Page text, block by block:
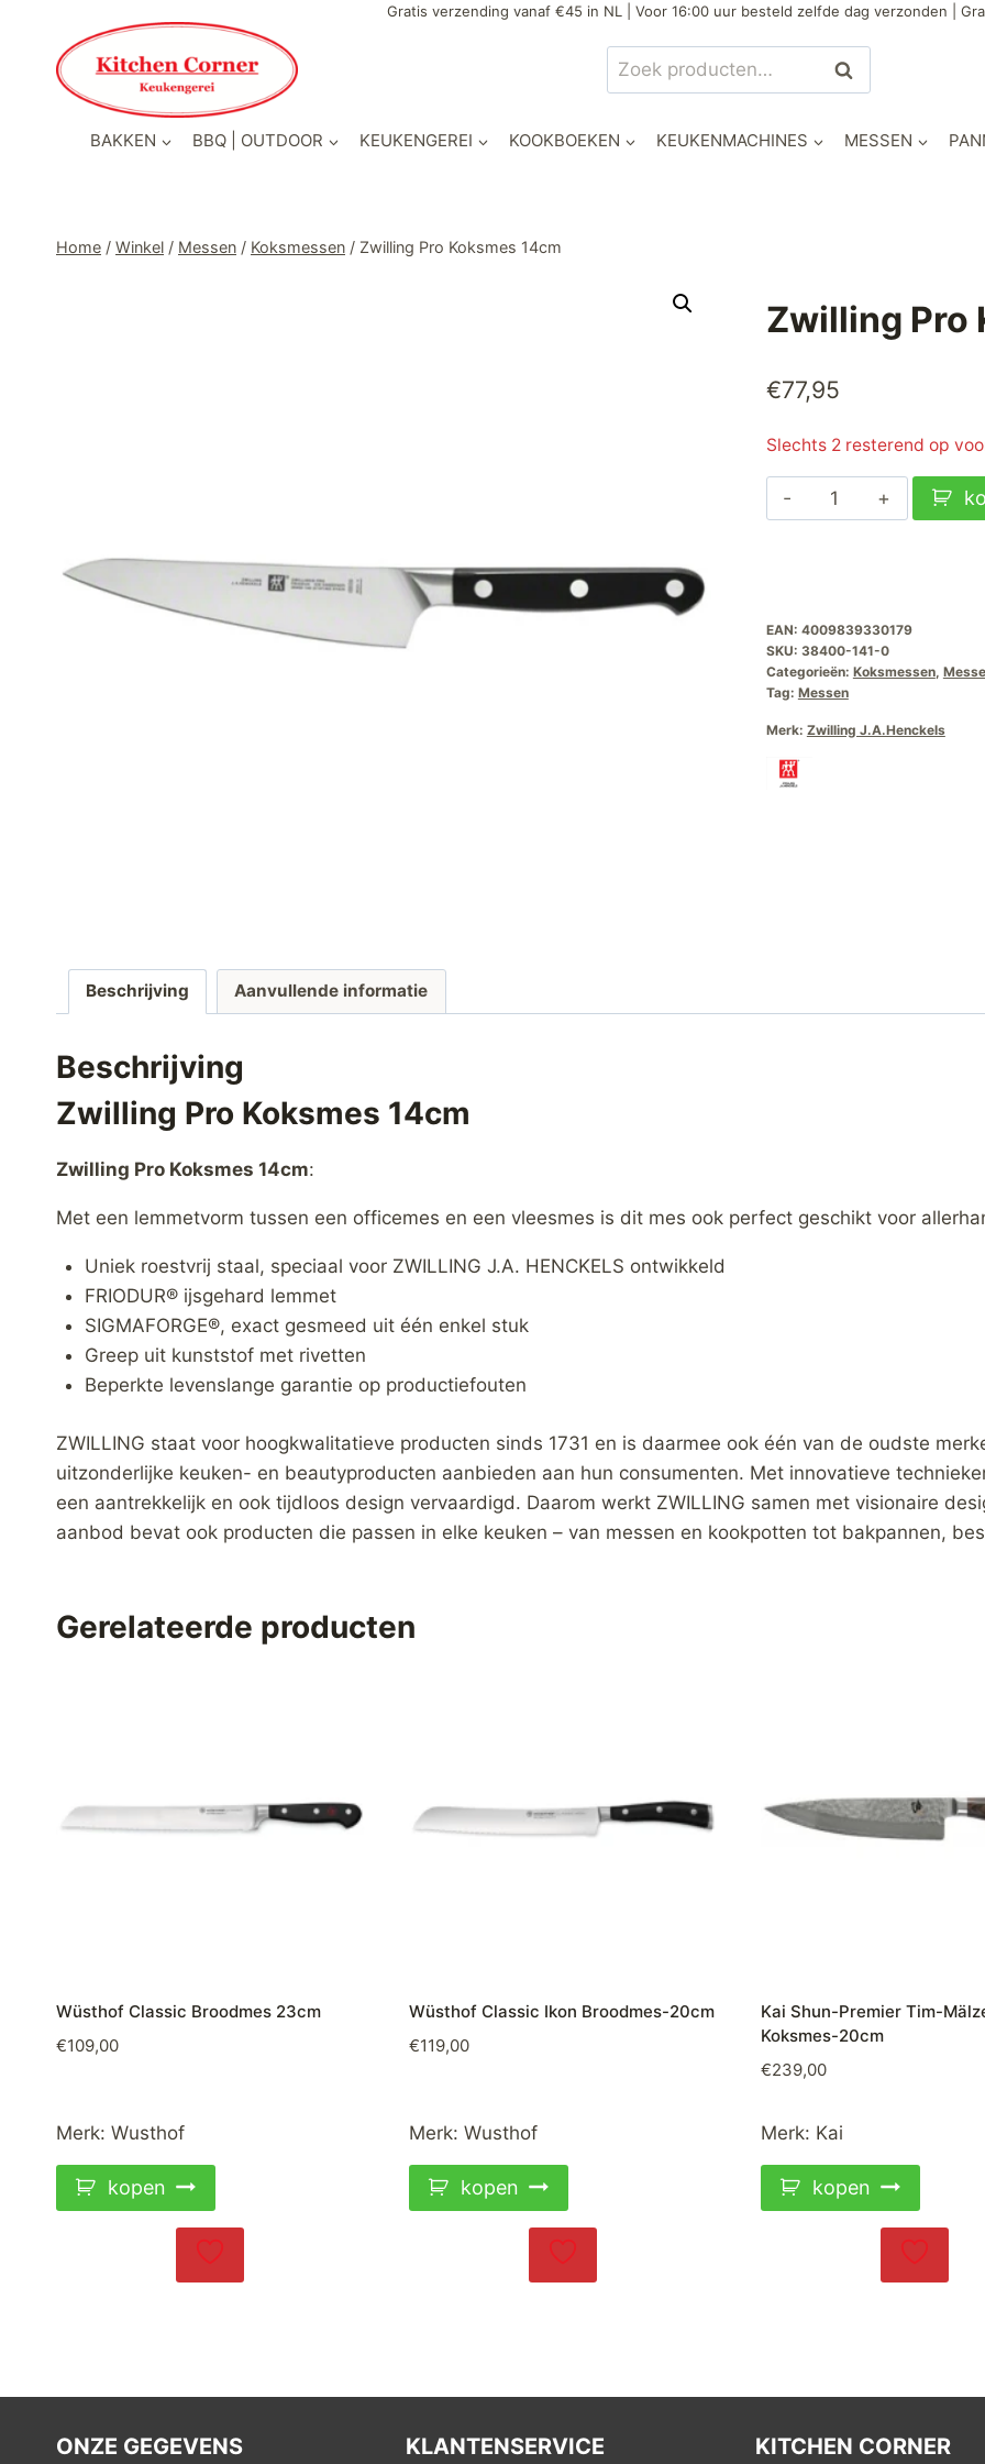
inhoud
Gratis verzending vanaf €45 in NL | Voor 16:00 uur besteld zelfde dag verzonden |
Zoeken
naar:
Zoeken
BAKKEN BBQ | OUTDOOR KEUKENGEREI KOOKBOEKEN KEUKENMACHINES MESSEN
Home / Winkel / Messen / Koksmessen / Zwilling Pro Koksmes 14cm
Zwilling Pro
€77,95
Slechts 2 resterend op
Zwilling
Pro
EAN: 4009839330179
SKU: 38400-141-0
Categorieën: Koksmessen,
Tag: Messen
Merk: Zwilling J.A.Henckels
Beschrijving Aanvullende informatie
Beschrijving
Zwilling Pro Koksmes 14cm
Zwilling Pro Koksmes 14cm:
Met een lemmetvorm tussen een officemes en een vleesmes is dit mes ook perfect geschikt voor
Uniek roestvrij staal, speciaal voor ZWILLING J.A. HENCKELS ontwikkeld
FRIODUR® ijsgehard lemmet
SIGMAFORGE®, exact gesmeed uit één enkel stuk
Greep uit kunststof met rivetten
Beperkte levenslange garantie op productiefouten
ZWILLING staat voor hoogkwalitatieve producten sinds 1731 en is daarmee ook één van de oudste
uitzonderlijke keuken- en beautyproducten aanbieden aan hun consumenten. Met innovatieve
een aantrekkelijk en ook tijdloos design vervaardigd. Daarom werkt ZWILLING samen met visionaire
aanbod bevat ook producten die passen in elke keuken – van messen en kookpotten tot bakpannen,
Gerelateerde producten
Wüsthof Classic Broodmes 23cm
€109,00
Merk: Wusthof
kopen
Wüsthof Classic Ikon Broodmes-20cm
€119,00
Merk: Wusthof
kopen
Kai Shun-Premier Tim-
Koksmes-20cm
€239,00
Merk: Kai
kopen
ONZE GEGEVENS KLANTENSERVICE KITCHEN CORNER